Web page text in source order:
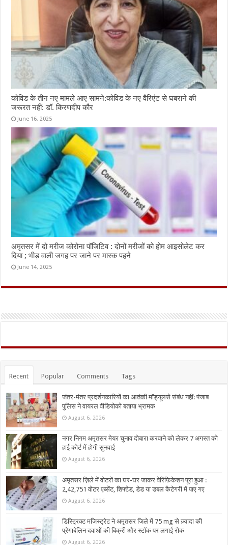
कोविड के तीन नए मामले आए सामने:कोविड के नए वैरिएंट से घबराने की
जरूरत नहीं: डॉ. किरणदीप कौर
June 16, 2025
अमृतसर में दो मरीज कोरोना पॉजिटिव : दोनों मरीजों को होम आइसोलेट कर
दिया ; भीड़ वाली जगह पर जाने पर मास्क पहने
June 14, 2025
Recent Popular Comments Tags
जंतर-मंतर प्रदर्शनकारियों का आतंकी मॉड्यूलसे संबंध नहीं: पंजाब
पुलिस ने वायरल वीडियोको बताया भ्रामक
August 6, 2026
नगर निगम अमृतसर मेयर चुनाव दोबारा करवाने को लेकर 7 अगस्त को
हाई कोर्ट में होगी सुनवाई
August 6, 2026
अमृतसर ज़िले में वोटरों का घर-घर जाकर वेरिफ़िकेशन पूरा हुआ :
2,42,751 वोटर एब्सेंट, शिफ्टेड, डेड या डबल कैटेगरी में पाए गए
August 6, 2026
डिस्ट्रिक्ट मजिस्ट्रेट ने अमृतसर जिले में 75 mg से ज़्यादा की
प्रेगाबेलिन दवाओं की बिक्री और स्टॉक पर लगाई रोक
August 6, 2026